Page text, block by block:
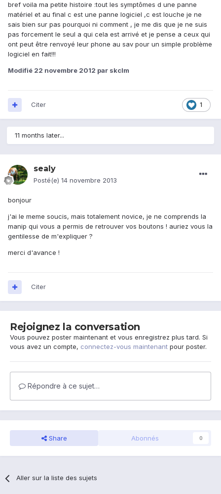
bref voila ma petite histoire :tout les symptômes d une panne
matériel et au final c est une panne logiciel ,c est louche je ne
sais bien sur pas pourquoi ni comment , je me dis que je ne suis
pas forcement le seul a qui cela est arrivé et je pense a ceux qui
ont peut être renvoyé leur phone au sav pour un simple problème
logiciel en fait!!!
Modifié 22 novembre 2012 par skclm
1
Citer
11 months later...
sealy
Posté(e) 14 novembre 2013
bonjour
j'ai le meme soucis, mais totalement novice, je ne comprends la
manip qui vous a permis de retrouver vos boutons ! auriez vous la
gentilesse de m'expliquer ?
merci d'avance !
Citer
Rejoignez la conversation
Vous pouvez poster maintenant et vous enregistrez plus tard. Si
vous avez un compte, connectez-vous maintenant pour poster.
Répondre à ce sujet…
Share Abonnés 0
Aller sur la liste des sujets